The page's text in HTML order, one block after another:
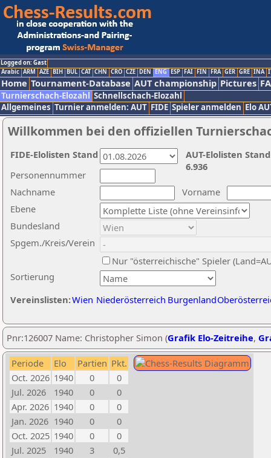
Logged on: Gast
Arabic ARM AZE BIH BUL CAT CHN CRO CZE DEN ENG ESP FAI FIN FRA GER GRE INA
Home Tournament-Database AUT championship Pictures
Turnierschach-Elozahl Schnellschach-Elozahl
Allgemeines Turnier anmelden: AUT FIDE Spieler anmelden Elo
Willkommen bei den offiziellen
Nachname
Vorname
Ebene
Sortierung
Personennummer
Bundesland
Spgem./Kreis/Verein
Nur "österreichische" Spieler
Vereinslisten:Wien Niederösterreich Burgenland
AUT-Elolisten
6.936
FIDE-Elolisten Stand
Pnr:126007 Name: Christopher Simon (Grafik Elo-Zeitreihe,
Periode Elo Partien Pkt.
Oct. 2026 1940 0
0
Jul. 2026
1940 0
0
Apr. 2026 1940 0
0
Jan. 2026 1940 0
0
Oct. 2025 1940 0
0
Jul. 2025
1940 3
0,5